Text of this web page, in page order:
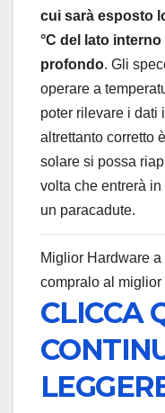
cui sarà esposto
°C del lato
profondo. Gli
operare a
poter rilevare i dati
altrettanto corretto
solare si possa
volta che entrerà
un paracadute.
Miglior Hardware
compralo al miglior
CLICCA